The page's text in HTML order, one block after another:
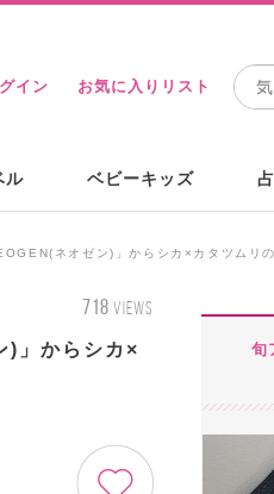
イン お気に入りリスト
ル ベビーキッズ
ネオゼン)」からシカ×カタツムリ
718 VIEWS
)」からシカ×
旬